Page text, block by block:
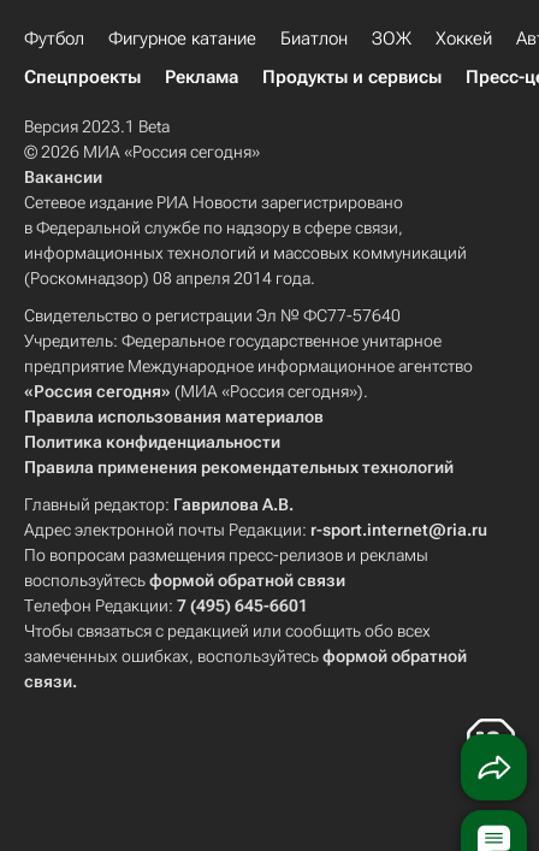
Футбол Фигурное катание Биатлон ЗОЖ Хоккей
Спецпроекты
Реклама Продукты и сервисы Пресс-
Версия 2023.1 Beta
© 2026 МИА «Россия сегодня»
Вакансии
Сетевое издание РИА Новости зарегистрировано
в Федеральной службе по надзору в сфере связи,
информационных технологий и массовых коммуникаций
(Роскомнадзор) 08 апреля 2014 года.
Свидетельство о регистрации Эл № ФС77-57640
Учредитель: Федеральное государственное унитарное
предприятие Международное информационное агентство
«Россия сегодня» (МИА «Россия сегодня»).
Правила использования материалов
Политика конфиденциальности
Правила применения рекомендательных технологий
Главный редактор: Гаврилова А.В.
Адрес электронной почты Редакции: r-sport.internet@ria.ru
По вопросам размещения пресс-релизов и рекламы
воспользуйтесьформой обратной связи
Телефон Редакции: 7 (495) 645-6601
Чтобы связаться с редакцией или сообщить обо всех
замеченных ошибках, воспользуйтесьформой обратной
связи.